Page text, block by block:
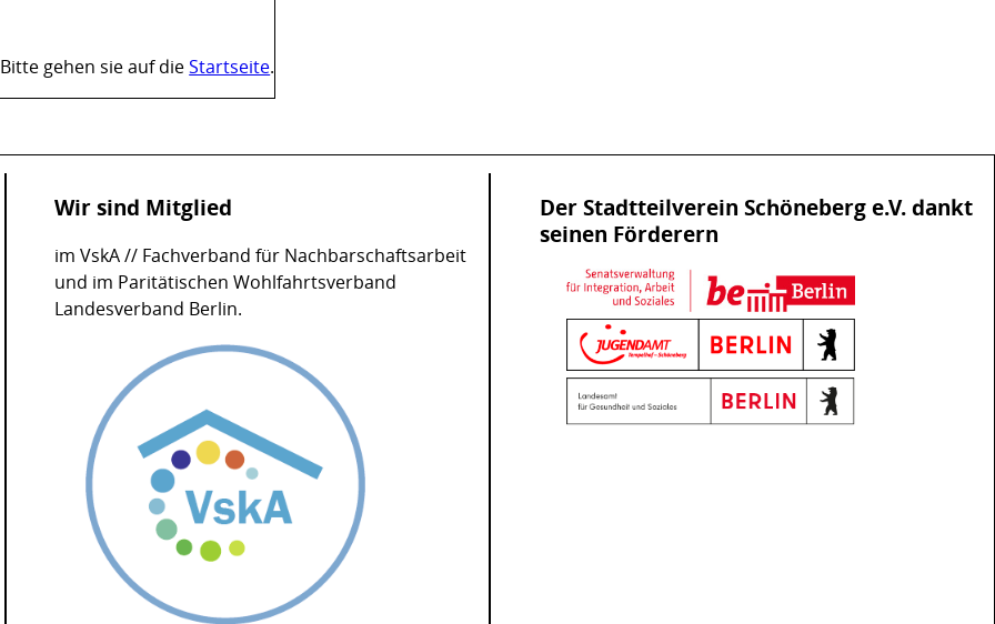
gehen sie auf dieStartseite.
Wir sind Mitglied
im VskA // Fachverband für Nachbarschaftsarbeit
und im Paritätischen Wohlfahrtsverband
Landesverband Berlin.
Der Stadtteilverein Schöneberg e.V. dankt
seinen Förderern